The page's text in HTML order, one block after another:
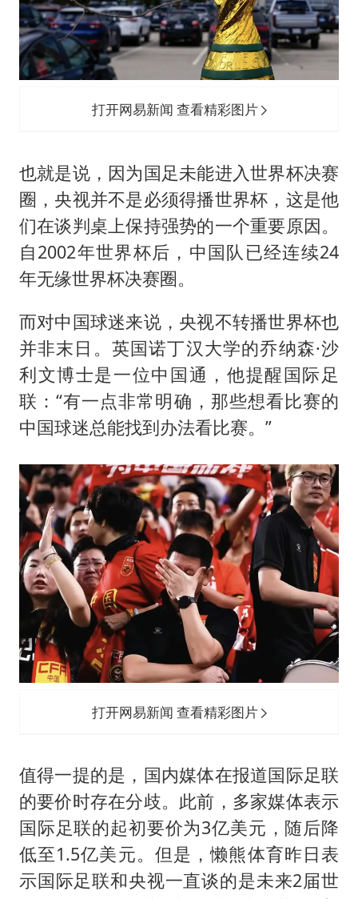
打开网易新闻 查看精彩图片
也就是说，因为国足未能进入世界杯决赛
圈，央视并不是必须得播世界杯，这是他
们在谈判桌上保持强势的一个重要原因。
自2002年世界杯后，中国队已经连续24
年无缘世界杯决赛圈。
而对中国球迷来说，央视不转播世界杯也
并非末日。英国诺丁汉大学的乔纳森·沙
利文博士是一位中国通，他提醒国际足
联：“有一点非常明确，那些想看比赛的
中国球迷总能找到办法看比赛。”
打开网易新闻 查看精彩图片
值得一提的是，国内媒体在报道国际足联
的要价时存在分歧。此前，多家媒体表示
国际足联的起初要价为3亿美元，随后降
低至1.5亿美元。但是，懒熊体育昨日表
示国际足联和央视一直谈的是未来2届世